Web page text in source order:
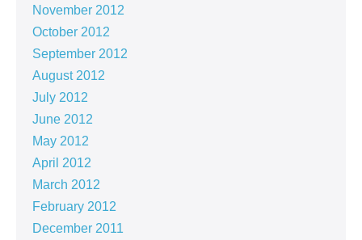
November 2012
October 2012
September 2012
August 2012
July 2012
June 2012
May 2012
April 2012
March 2012
February 2012
December 2011